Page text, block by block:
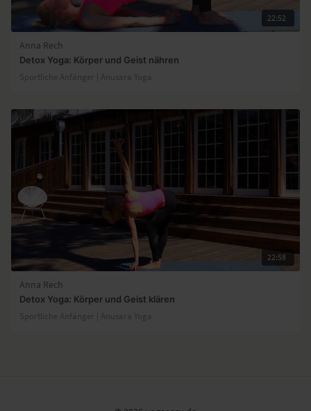
22:52
Anna Rech
Detox Yoga: Körper und Geist nähren
Sportliche Anfänger | Anusara Yoga
22:58
Anna Rech
Detox Yoga: Körper und Geist klären
Sportliche Anfänger | Anusara Yoga